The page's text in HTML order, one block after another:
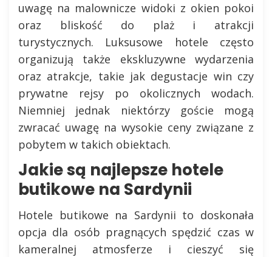
uwagę na malownicze widoki z okien pokoi
oraz bliskość do plaż i atrakcji
turystycznych. Luksusowe hotele często
organizują także ekskluzywne wydarzenia
oraz atrakcje, takie jak degustacje win czy
prywatne rejsy po okolicznych wodach.
Niemniej jednak niektórzy goście mogą
zwracać uwagę na wysokie ceny związane z
pobytem w takich obiektach.
Jakie są najlepsze hotele
butikowe na Sardynii
Hotele butikowe na Sardynii to doskonała
opcja dla osób pragnących spędzić czas w
kameralnej atmosferze i cieszyć się